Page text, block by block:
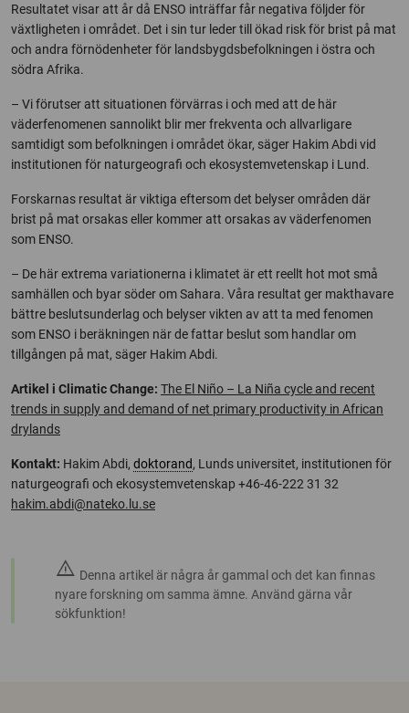
Resultatet visar att år då ENSO inträffar får negativa följder för
växtligheten i området. Det i sin tur leder till ökad risk för brist på mat
och andra förnödenheter för landsbygdsbefolkningen i östra och
södra Afrika.
– Vi förutser att situationen förvärras i och med att de här
väderfenomenen sannolikt blir mer frekventa och allvarligare
samtidigt som befolkningen i området ökar, säger Hakim Abdi vid
institutionen för naturgeografi och ekosystemvetenskap i Lund.
Forskarnas resultat är viktiga eftersom det belyser områden där
brist på mat orsakas eller kommer att orsakas av väderfenomen
som ENSO.
– De här extrema variationerna i klimatet är ett reellt hot mot små
samhällen och byar söder om Sahara. Våra resultat ger makthavare
bättre beslutsunderlag och belyser vikten av att ta med fenomen
som ENSO i beräkningen när de fattar beslut som handlar om
tillgången på mat, säger Hakim Abdi.
Artikel i Climatic Change: The El Niño – La Niña cycle and recent
trends in supply and demand of net primary productivity in African
drylands
Kontakt: Hakim Abdi, doktorand, Lunds universitet, institutionen för
naturgeografi och ekosystemvetenskap +46-46-222 31 32
hakim.abdi@nateko.lu.se
warning Denna artikel är några år gammal och det kan finnas
nyare forskning om samma ämne. Använd gärna vår
sökfunktion!